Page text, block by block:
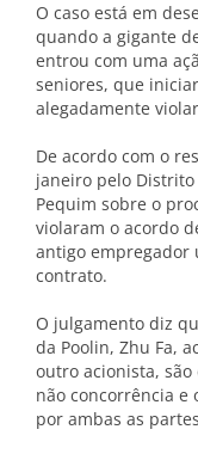
O caso está em
quando a gigante
entrou com uma
seniores, que
alegadamente
De acordo com o
janeiro pelo
Pequim sobre o
violaram o acordo
antigo empregador
contrato.
O julgamento diz
da Poolin, Zhu Fa,
outro acionista, são
não concorrência e
por ambas as